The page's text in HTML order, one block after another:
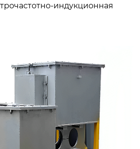
индукционная